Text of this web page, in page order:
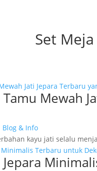
Set
Mewah
Blog & Info
kayu jati selalu